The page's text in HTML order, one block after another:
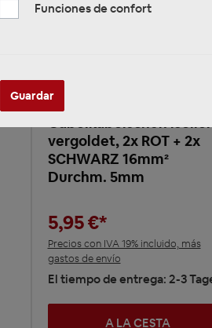
RTA 152.147-0 Klemm-
Gabelkabelschuh
vergoldet, 2x ROT + 2x
SCHWARZ 16mm²
Durchm. 5mm
5,95 €*
Precios con IVA 19% incluido, más
gastos de envío
El tiempo de entrega: 2-3
A LA CESTA
Funciones de confort
Guardar